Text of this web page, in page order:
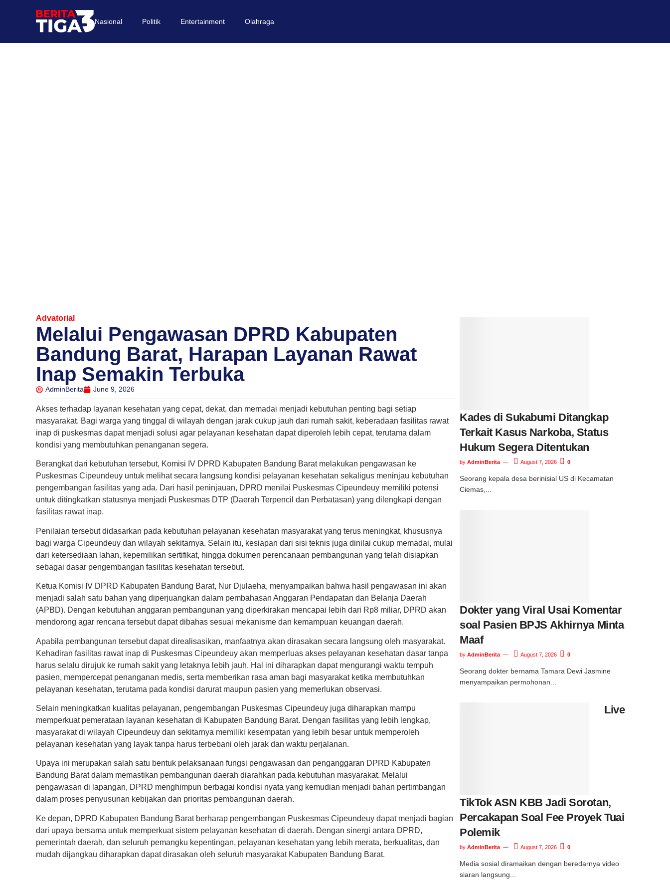
Nasional Politik Entertainment Olahraga
Advatorial
Melalui Pengawasan DPRD Kabupaten
Bandung Barat, Harapan Layanan Rawat
Inap Semakin Terbuka
AdminBerita June 9, 2026
Akses terhadap layanan kesehatan yang cepat, dekat, dan memadai menjadi kebutuhan penting bagi setiap
masyarakat. Bagi warga yang tinggal di wilayah dengan jarak cukup jauh dari rumah sakit, keberadaan fasilitas rawat
inap di puskesmas dapat menjadi solusi agar pelayanan kesehatan dapat diperoleh lebih cepat, terutama dalam
kondisi yang membutuhkan penanganan segera.
Berangkat dari kebutuhan tersebut, Komisi IV DPRD Kabupaten Bandung Barat melakukan pengawasan ke
Puskesmas Cipeundeuy untuk melihat secara langsung kondisi pelayanan kesehatan sekaligus meninjau kebutuhan
pengembangan fasilitas yang ada. Dari hasil peninjauan, DPRD menilai Puskesmas Cipeundeuy memiliki potensi
untuk ditingkatkan statusnya menjadi Puskesmas DTP (Daerah Terpencil dan Perbatasan) yang dilengkapi dengan
fasilitas rawat inap.
Penilaian tersebut didasarkan pada kebutuhan pelayanan kesehatan masyarakat yang terus meningkat, khususnya
bagi warga Cipeundeuy dan wilayah sekitarnya. Selain itu, kesiapan dari sisi teknis juga dinilai cukup memadai, mulai
dari ketersediaan lahan, kepemilikan sertifikat, hingga dokumen perencanaan pembangunan yang telah disiapkan
sebagai dasar pengembangan fasilitas kesehatan tersebut.
Ketua Komisi IV DPRD Kabupaten Bandung Barat, Nur Djulaeha, menyampaikan bahwa hasil pengawasan ini akan
menjadi salah satu bahan yang diperjuangkan dalam pembahasan Anggaran Pendapatan dan Belanja Daerah
(APBD). Dengan kebutuhan anggaran pembangunan yang diperkirakan mencapai lebih dari Rp8 miliar, DPRD akan
mendorong agar rencana tersebut dapat dibahas sesuai mekanisme dan kemampuan keuangan daerah.
Apabila pembangunan tersebut dapat direalisasikan, manfaatnya akan dirasakan secara langsung oleh masyarakat.
Kehadiran fasilitas rawat inap di Puskesmas Cipeundeuy akan memperluas akses pelayanan kesehatan dasar tanpa
harus selalu dirujuk ke rumah sakit yang letaknya lebih jauh. Hal ini diharapkan dapat mengurangi waktu tempuh
pasien, mempercepat penanganan medis, serta memberikan rasa aman bagi masyarakat ketika membutuhkan
pelayanan kesehatan, terutama pada kondisi darurat maupun pasien yang memerlukan observasi.
Selain meningkatkan kualitas pelayanan, pengembangan Puskesmas Cipeundeuy juga diharapkan mampu
memperkuat pemerataan layanan kesehatan di Kabupaten Bandung Barat. Dengan fasilitas yang lebih lengkap,
masyarakat di wilayah Cipeundeuy dan sekitarnya memiliki kesempatan yang lebih besar untuk memperoleh
pelayanan kesehatan yang layak tanpa harus terbebani oleh jarak dan waktu perjalanan.
Upaya ini merupakan salah satu bentuk pelaksanaan fungsi pengawasan dan penganggaran DPRD Kabupaten
Bandung Barat dalam memastikan pembangunan daerah diarahkan pada kebutuhan masyarakat. Melalui
pengawasan di lapangan, DPRD menghimpun berbagai kondisi nyata yang kemudian menjadi bahan pertimbangan
dalam proses penyusunan kebijakan dan prioritas pembangunan daerah.
Ke depan, DPRD Kabupaten Bandung Barat berharap pengembangan Puskesmas Cipeundeuy dapat menjadi bagian
dari upaya bersama untuk memperkuat sistem pelayanan kesehatan di daerah. Dengan sinergi antara DPRD,
pemerintah daerah, dan seluruh pemangku kepentingan, pelayanan kesehatan yang lebih merata, berkualitas, dan
mudah dijangkau diharapkan dapat dirasakan oleh seluruh masyarakat Kabupaten Bandung Barat.
Kades di Sukabumi Ditangkap
Terkait Kasus Narkoba, Status
Hukum Segera Ditentukan
by AdminBerita August 7, 2026 0
Seorang kepala desa berinisial US di Kecamatan
Ciemas,...
Dokter yang Viral Usai Komentar
soal Pasien BPJS Akhirnya Minta
Maaf
by AdminBerita August 7, 2026 0
Seorang dokter bernama Tamara Dewi Jasmine
menyampaikan permohonan...
Live
TikTok ASN KBB Jadi Sorotan,
Percakapan Soal Fee Proyek Tuai
Polemik
by AdminBerita August 7, 2026 0
Media sosial diramaikan dengan beredarnya video
siaran langsung...